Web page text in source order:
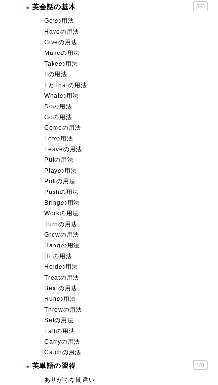
英会話の基本 593
Getの用法
Haveの用法
Giveの用法
Makeの用法
Takeの用法
Ifの用法
ItとThatの用法
Whatの用法
Doの用法
Goの用法
Comeの用法
Letの用法
Leaveの用法
Putの用法
Playの用法
Pullの用法
Pushの用法
Bringの用法
Workの用法
Turnの用法
Growの用法
Hangの用法
Hitの用法
Holdの用法
Treatの用法
Beatの用法
Runの用法
Throwの用法
Setの用法
Fallの用法
Carryの用法
Catchの用法
英単語の習得 101
ありがちな間違い